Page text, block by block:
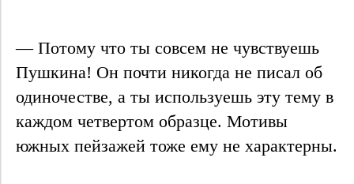
— Потому что ты совсем не чувствуешь
Пушкина! Он почти никогда не писал об
одиночестве, а ты используешь эту тему в
каждом четвертом образце. Мотивы
южных пейзажей тоже ему не характерны.